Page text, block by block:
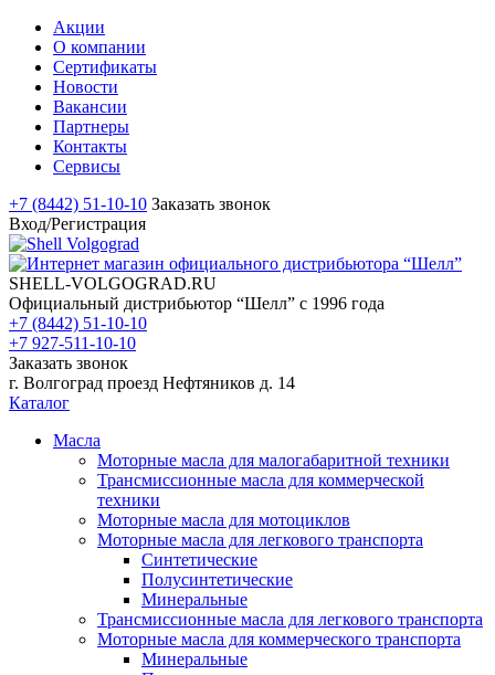
Акции
О компании
Сертификаты
Новости
Вакансии
Партнеры
Контакты
Сервисы
+7 (8442) 51-10-10 Заказать звонок
Вход/Регистрация
SHELL-VOLGOGRAD.RU
Официальный дистрибьютор “Шелл” с 1996 года
+7 (8442) 51-10-10
+7 927-511-10-10
Заказать звонок
г. Волгоград проезд Нефтяников д. 14
Каталог
Масла
Моторные масла для малогабаритной техники
Трансмиссионные масла для коммерческой
техники
Моторные масла для мотоциклов
Моторные масла для легкового транспорта
Синтетические
Полусинтетические
Минеральные
Трансмиссионные масла для легкового транспорта
Моторные масла для коммерческого транспорта
Минеральные